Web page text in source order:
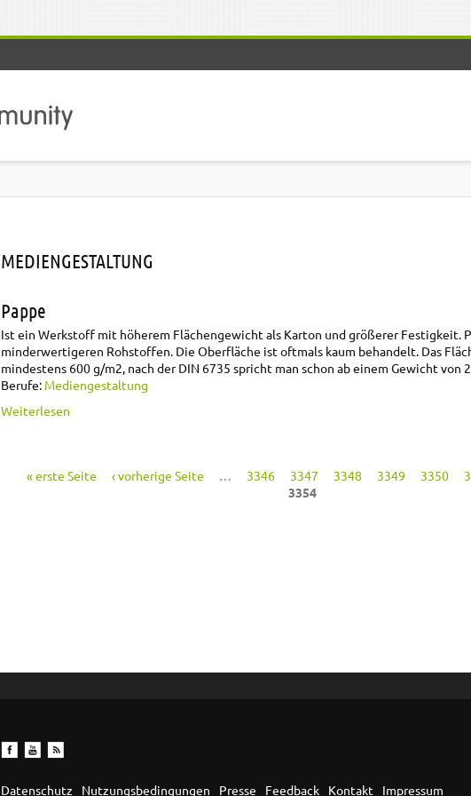
MEDIENGESTALTUNG
Pappe
Ist ein Werkstoff mit höherem Flächengewicht als Karton und größerer Festigkeit.
minderwertigeren Rohstoffen. Die Oberfläche ist oftmals kaum behandelt. Das
mindestens 600 g/m2, nach der DIN 6735 spricht man schon ab einem Gewicht von
Berufe: Mediengestaltung
Weiterlesen
« erste Seite ‹ vorherige Seite … 3346 3347 3348 3349 3350
3354
Datenschutz Nutzungsbedingungen Presse Feedback Kontakt Impressum